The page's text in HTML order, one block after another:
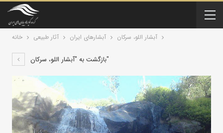
خانه آثار طبیعی آبشارهای ایران آبشار اللو، سرکان
بازگشت به "آبشار اللو، سرکان"